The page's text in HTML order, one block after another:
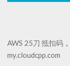
AWS 25刀 抵扣码 ，
my.cloudcpp.com